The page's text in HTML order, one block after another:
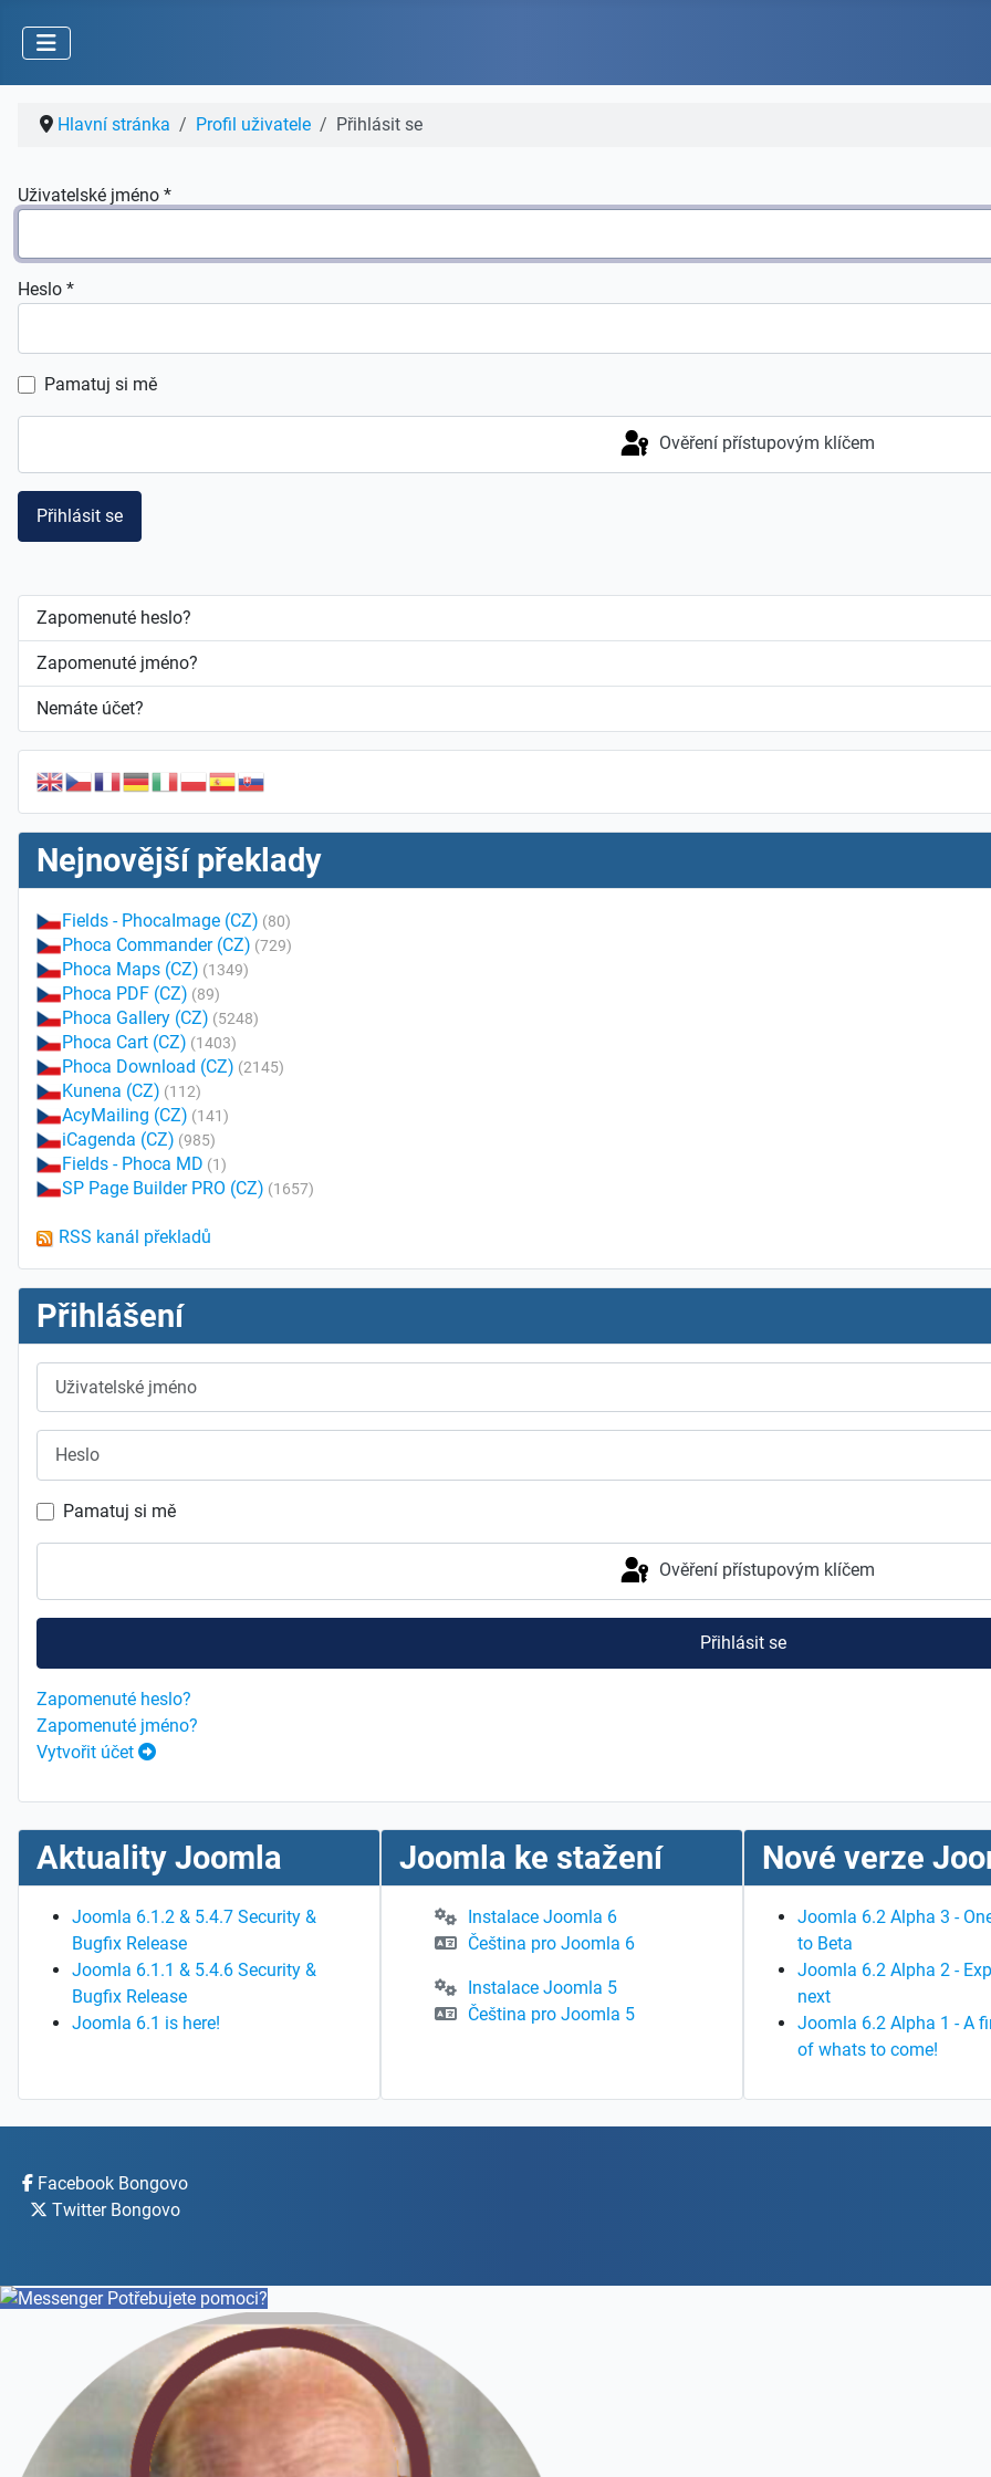
Hlavní stránka Profil uživatele Přihlásit se
Uživatelské jméno *
Heslo *
Pamatuj si mě
Ověření přístupovým klíčem
Přihlásit se
Zapomenuté heslo?
Zapomenuté jméno?
Nemáte účet?
Nejnovější překlady
Fields - PhocaImage (CZ) (80)
Phoca Commander (CZ) (729)
Phoca Maps (CZ) (1349)
Phoca PDF (CZ) (89)
Phoca Gallery (CZ) (5248)
Phoca Cart (CZ) (1403)
Phoca Download (CZ) (2145)
Kunena (CZ) (112)
AcyMailing (CZ) (141)
iCagenda (CZ) (985)
Fields - Phoca MD (1)
SP Page Builder PRO (CZ) (1657)
RSS kanál překladů
Přihlášení
Pamatuj si mě
Ověření přístupovým klíčem
Přihlásit se
Zapomenuté heslo?
Zapomenuté jméno?
Vytvořit účet
Aktuality Joomla
Joomla 6.1.2 & 5.4.7 Security &
Bugfix Release
Joomla 6.1.1 & 5.4.6 Security &
Bugfix Release
Joomla 6.1 is here!
Joomla ke stažení
Instalace Joomla 6
Čeština pro Joomla 6
Instalace Joomla 5
Čeština pro Joomla 5
Nové verze
Joomla 6.2 Alpha 3 -
to Beta
Joomla 6.2 Alpha 2 -
next
Joomla 6.2 Alpha 1 - A
of whats to come!
Facebook Bongovo
Twitter Bongovo
Potřebujete pomoci?